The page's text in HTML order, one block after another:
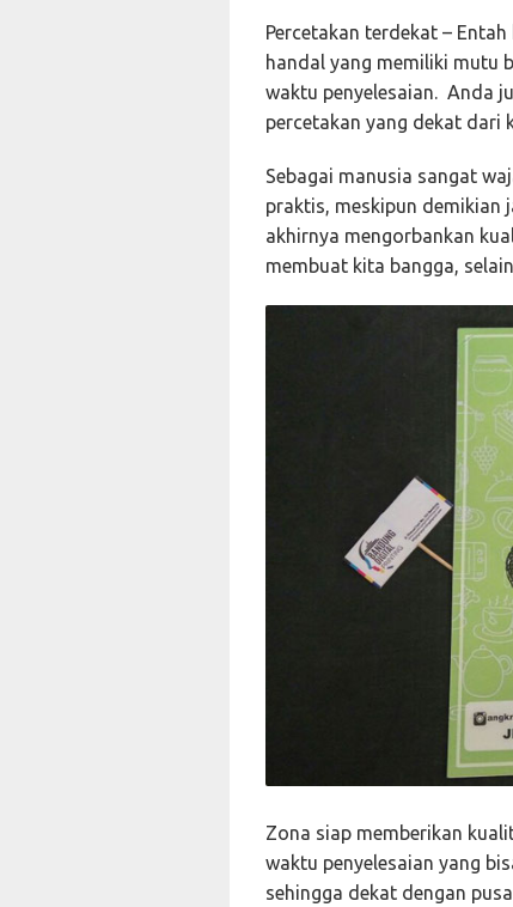
Percetakan terdekat –
handal yang memiliki mutu
waktu penyelesaian. Anda
percetakan yang dekat dari
Sebagai manusia sangat
praktis, meskipun demikian
akhirnya mengorbankan
membuat kita bangga,
Zona siap memberikan
waktu penyelesaian yang
sehingga dekat dengan